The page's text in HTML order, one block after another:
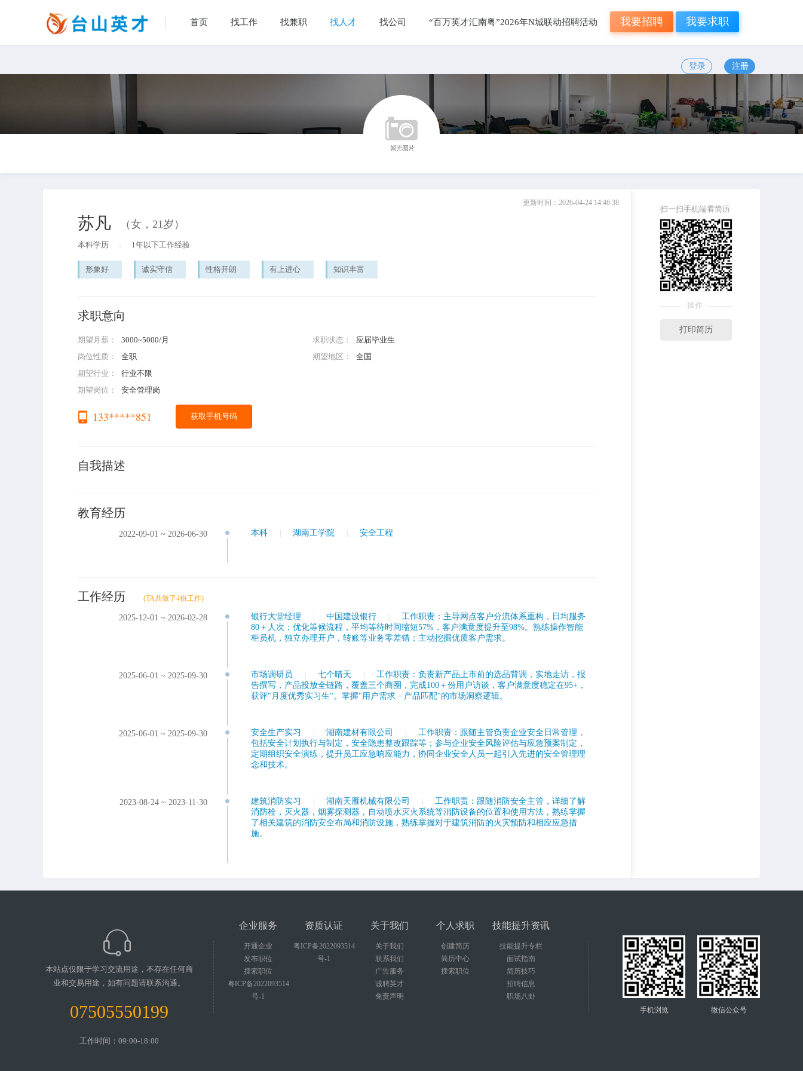
首页 找工作 找兼职 找人才 找公司 “百万英才汇南粤”2026年N城联动招聘活动 我要招聘 我要求职
登录 注册
更新时间： 2026-04-24 14:46:38
苏凡 （女，21岁）
本科学历 1年以下工作经验
形象好 诚实守信 性格开朗 有上进心 知识丰富
求职意向
期望月薪： 3000~5000/月 求职状态：
应届毕业生
岗位性质：
全职 期望地区：
全国
期望行业：
行业不限
期望岗位：
安全管理岗
133*****851 获取手机号码
自我描述
教育经历
2022-09-01 ~ 2026-06-30 本科 湖南工学院 安全工程
工作经历 (TA共做了4份工作)
2025-12-01 ~ 2026-02-28 银行大堂经理 中国建设银行
工作职责：主导网点客户分流体系重构，日均服务
80＋人次；优化等候流程，平均等待时间缩短57%，客户满意度提升至98%。熟练操作智能
柜员机，独立办理开户，转账等业务零差错；主动挖掘优质客户需求。
2025-06-01 ~ 2025-09-30 市场调研员 七个晴天
工作职责：负责新产品上市前的选品背调，实地走访，报
告撰写，产品投放全链路，覆盖三个商圈，完成100＋份用户访谈，客户满意度稳定在95+，
获评"月度优秀实习生"。掌握"用户需求﹣产品匹配"的市场洞察逻辑。
2025-06-01 ~ 2025-09-30 安全生产实习 湖南建材有限公司
工作职责：跟随主管负责企业安全日常管理，
包括安全计划执行与制定，安全隐患整改跟踪等；参与企业安全风险评估与应急预案制定，
定期组织安全演练，提升员工应急响应能力，协同企业安全人员一起引入先进的安全管理理
念和技术。
2023-08-24 ~ 2023-11-30 建筑消防实习 湖南天雁机械有限公司
工作职责：跟随消防安全主管，详细了解
消防栓，灭火器，烟雾探测器，自动喷水灭火系统等消防设备的位置和使用方法，熟练掌握
了相关建筑的消防安全布局和消防设施，熟练掌握对于建筑消防的火灾预防和相应应急措
施。
扫一扫手机端看简历
操作
打印简历
本站点仅限于学习交流用途，不存在任何商
业和交易用途，如有问题请联系沟通。
07505550199
工作时间：09:00-18:00
企业服务
开通企业
发布职位
搜索职位
粤ICP备2022093514
号-1
资质认证
粤ICP备2022093514
号-1
关于我们
关于我们
联系我们
广告服务
诚聘英才
免责声明
个人求职
创建简历
简历中心
搜索职位
技能提升资讯
技能提升专栏
面试指南
简历技巧
招聘信息
职场八卦
微信公众号
手机浏览